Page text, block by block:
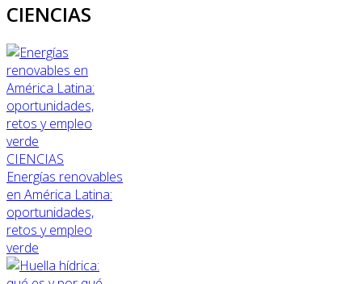
CIENCIAS
CIENCIAS
Energías renovables
en América Latina:
oportunidades,
retos y empleo
verde